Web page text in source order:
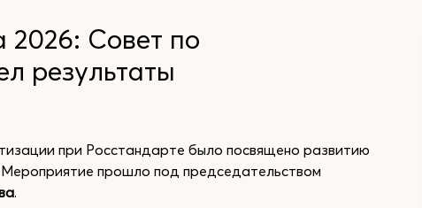
2026: Совет по
результаты
при Росстандарте было посвящено развитию
прошло под председательством
.